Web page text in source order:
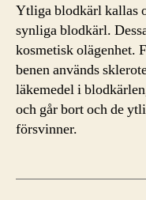
Ytliga blodkärl kallas
synliga blodkärl.
kosmetisk olägenhet.
benen används
läkemedel i
och går bort och de
försvinner.